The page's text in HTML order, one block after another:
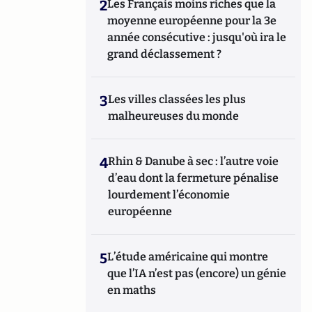
2Les Français moins riches que la
moyenne européenne pour la 3e
année consécutive : jusqu'où ira le
grand déclassement ?
3Les villes classées les plus
malheureuses du monde
4Rhin & Danube à sec : l’autre voie
d’eau dont la fermeture pénalise
lourdement l’économie
européenne
5L’étude américaine qui montre
que l’IA n’est pas (encore) un génie
en maths